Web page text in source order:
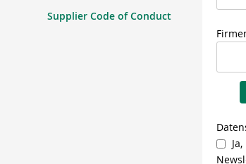
Supplier Code of Conduct